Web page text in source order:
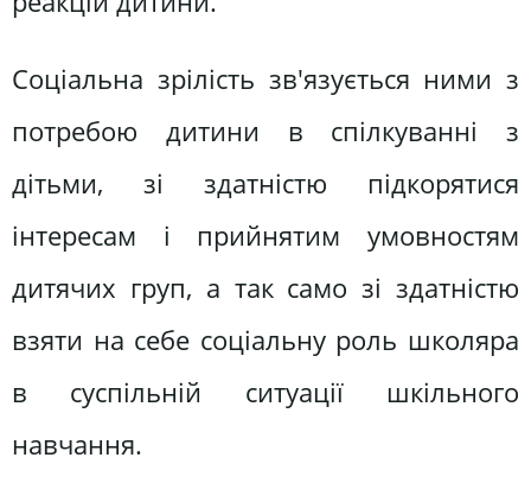
Соціальна зрілість зв'язується ними з
потребою дитини в спілкуванні з
дітьми, зі здатністю підкорятися
інтересам і прийнятим умовностям
дитячих груп, а так само зі здатністю
взяти на себе соціальну роль школяра
в суспільній ситуації шкільного
навчання.